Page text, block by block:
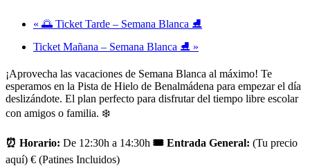
« 🌅 Ticket Tarde – Semana Blanca ⛸️
Ticket Mañana – Semana Blanca ⛸️ »
¡Aprovecha las vacaciones de Semana Blanca al máximo! Te
esperamos en la Pista de Hielo de Benalmádena para empezar el día
deslizándote. El plan perfecto para disfrutar del tiempo libre escolar
con amigos o familia. ❄️
⏰ Horario: De 12:30h a 14:30h 🎟️ Entrada General: (Tu precio
aquí) € (Patines Incluidos)